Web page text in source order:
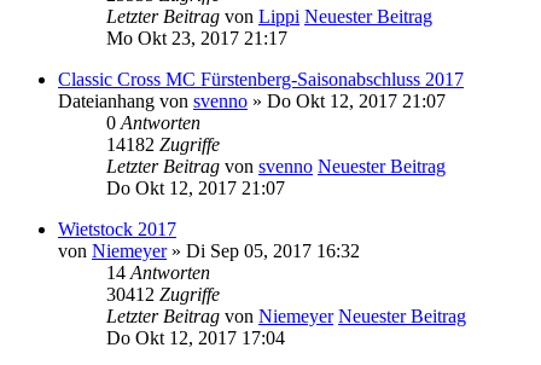
Letzter Beitrag von Lippi Neuester Beitrag
Mo Okt 23, 2017 21:17
Classic Cross MC Fürstenberg-Saisonabschluss 2017
Dateianhang von svenno » Do Okt 12, 2017 21:07
0 Antworten
14182 Zugriffe
Letzter Beitrag von svenno Neuester Beitrag
Do Okt 12, 2017 21:07
Wietstock 2017
von Niemeyer» Di Sep 05, 2017 16:32
14 Antworten
30412 Zugriffe
Letzter Beitrag von Niemeyer Neuester Beitrag
Do Okt 12, 2017 17:04